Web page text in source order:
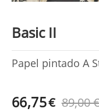
Basic II
Papel pintado A
66,75€ 89,00